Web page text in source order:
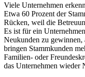
Viele Unternehmen
Etwa 60 Prozent der
Rücken, weil die
Es ist für ein
Neukunden zu gewinnen,
bringen Stammkunden
Familien- oder
das Unternehmen wieder